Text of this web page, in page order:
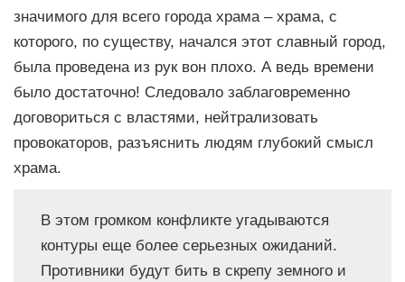
значимого для всего города храма – храма, с
которого, по существу, начался этот славный город,
была проведена из рук вон плохо. А ведь времени
было достаточно! Следовало заблаговременно
договориться с властями, нейтрализовать
провокаторов, разъяснить людям глубокий смысл
храма.
В этом громком конфликте угадываются
контуры еще более серьезных ожиданий.
Противники будут бить в скрепу земного и